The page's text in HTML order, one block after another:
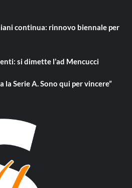
continua: rinnovo biennale per
si dimette l’ad Mencucci
la Serie A. Sono qui per vincere”